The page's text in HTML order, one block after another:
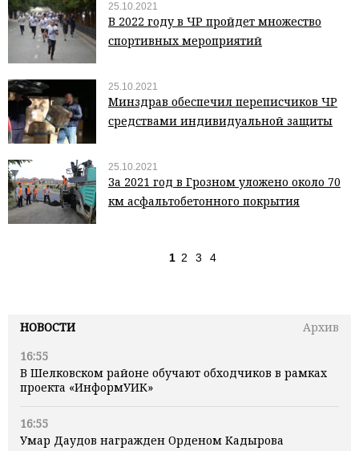
НОВОСТИ
Архив
16:55
В Шелковском районе обучают обходчиков в рамках
проекта «ИнформУИК»
16:55
Умар Даудов награжден Орденом Кадырова
25.10.2021
В 2022 году в ЧР пройдет множество
спортивных мероприятий
25.10.2021
Минздрав обеспечил переписчиков ЧР
средствами индивидуальной защиты
25.10.2021
За 2021 год в Грозном уложено около 70
км асфальтобетонного покрытия
1 2 3 4